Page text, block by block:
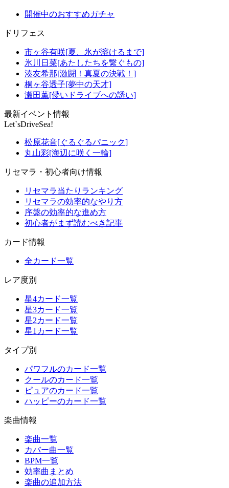
開催中のおすすめガチャ
ドリフェス
市ヶ谷有咲[夏、氷が溶けるまで]
氷川日菜[あたしたちを繋ぐもの]
湊友希那[激闘！真夏の決戦！]
桐ヶ谷透子[夢中の天才]
瀬田薫[儚いドライブへの誘い]
最新イベント情報
Let`sDriveSea!
松原花音[ぐるぐるパニック]
丸山彩[海辺に咲く一輪]
リセマラ・初心者向け情報
リセマラ当たりランキング
リセマラの効率的なやり方
序盤の効率的な進め方
初心者がまず読むべき記事
カード情報
全カード一覧
レア度別
星4カード一覧
星3カード一覧
星2カード一覧
星1カード一覧
タイプ別
パワフルのカード一覧
クールのカード一覧
ピュアのカード一覧
ハッピーのカード一覧
楽曲情報
楽曲一覧
カバー曲一覧
BPM一覧
効率曲まとめ
楽曲の追加方法